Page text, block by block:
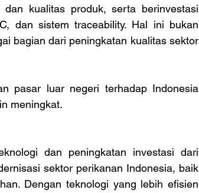
kualitas produk, serta berinvestasi
dan sistem traceability. Hal ini bukan
bagian dari peningkatan kualitas sektor
pasar luar negeri terhadap Indonesia
meningkat.
dan peningkatan investasi dari
sektor perikanan Indonesia, baik
Dengan teknologi yang lebih efisien